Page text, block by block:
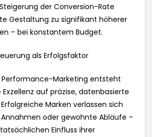
der Conversion-Rate
Gestaltung zu signifikant höherer
– bei konstantem Budget.
als Erfolgsfaktor
Marketing entsteht
auf präzise, datenbasierte
Marken verlassen sich
oder gewohnte Abläufe –
Einfluss ihrer